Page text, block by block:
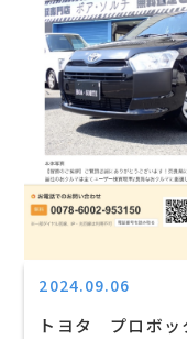
2024.09.06
トヨタ プロボ